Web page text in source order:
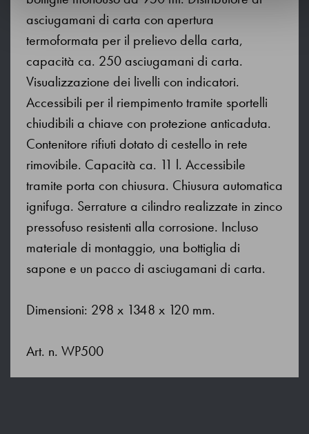
asciugamani di carta con apertura
termoformata per il prelievo della carta,
capacità ca. 250 asciugamani di carta.
Visualizzazione dei livelli con indicatori.
Accessibili per il riempimento tramite sportelli
chiudibili a chiave con protezione anticaduta.
Contenitore rifiuti dotato di cestello in rete
rimovibile. Capacità ca. 11 l. Accessibile
tramite porta con chiusura. Chiusura automatica
ignifuga. Serrature a cilindro realizzate in zinco
pressofuso resistenti alla corrosione. Incluso
materiale di montaggio, una bottiglia di
sapone e un pacco di asciugamani di carta.
Dimensioni: 298 x 1348 x 120 mm.
Art. n. WP500